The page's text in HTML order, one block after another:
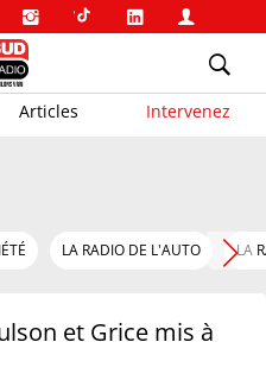
Articles Intervenez
LA RADIO DE L'AUTO LA
et Grice mis à